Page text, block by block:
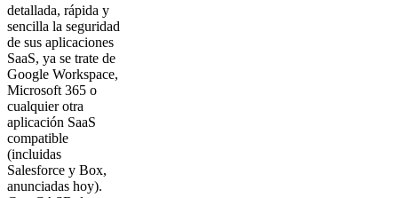
detallada, rápida y
sencilla la seguridad
de sus aplicaciones
SaaS, ya se trate de
Google Workspace,
Microsoft 365 o
cualquier otra
aplicación SaaS
compatible
(incluidas
Salesforce y Box,
anunciadas hoy).